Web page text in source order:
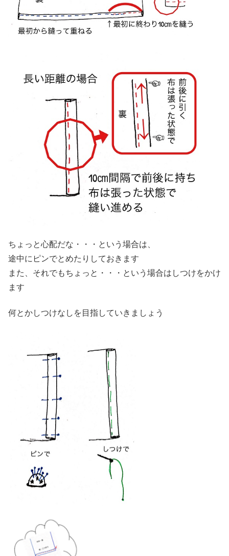
ちょっと心配だな・・・という場合は、
途中にピンでとめたりしておきます
また、それでもちょっと・・・という場合はしつけをかけ
ます
何とかしつけなしを目指していきましょう